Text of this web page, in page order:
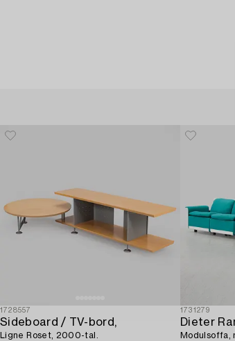
1728557
Sideboard / TV-bord,
Ligne Roset, 2000-tal.
1731279
Dieter
Modulsoffa,